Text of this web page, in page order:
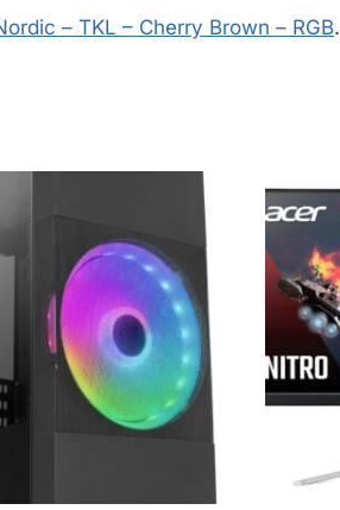
– TKL – Cherry Brown – RGB.